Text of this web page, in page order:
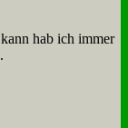
hab ich im­mer